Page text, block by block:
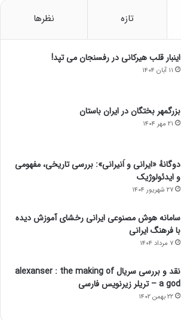
تازه نظرها
اینبار قلب هیرکانی در رفسنجان می تپد!
۱۱ آبان ۱۴۰۴
بزرگمهر بختگان در ایران باستان
۲۱ مهر ۱۴۰۴
دوگانهٔ «ایرانی و اَنیرانی»: بررسی تاریخی، مفهومی
و ایدئولوژیک
۲۷ شهریور ۱۴۰۴
سامانه هوش مصنوعی ایرانی رخشای آموزش دیده
با فرهنگ ایرانی
۷ مرداد ۱۴۰۴
نقد و بررسی سریال alexanser : the making of
a god – تریلر زیرنویس فارسی
۲۲ بهمن ۱۴۰۲